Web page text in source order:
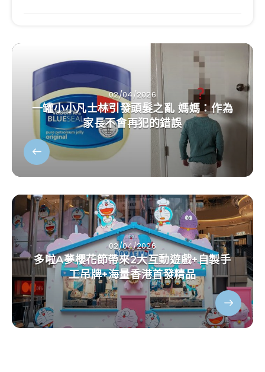
02/04/2026
一罐小小凡士林引發頭髮之亂 媽媽：作為
家長不會再犯的錯誤
02/04/2026
多啦A夢櫻花節帶來2大互動遊戲+自製手
工吊牌+海量香港首發精品